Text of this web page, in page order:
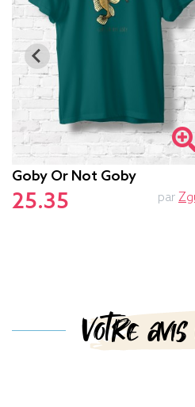
Goby Or Not Goby
25.35 par
Votre